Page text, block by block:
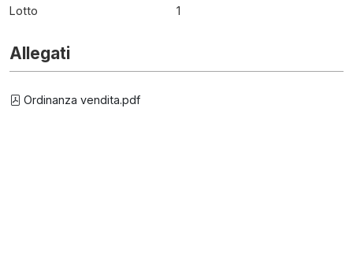
Lotto
1
Allegati
Ordinanza vendita.pdf